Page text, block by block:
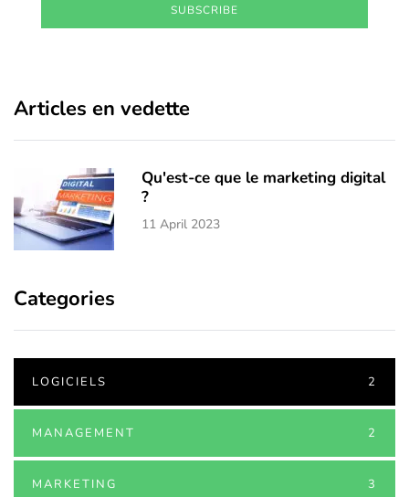
SUBSCRIBE
Articles en vedette
Qu'est-ce que le marketing digital
?
11 April 2023
Categories
LOGICIELS 2
MANAGEMENT 2
MARKETING 3